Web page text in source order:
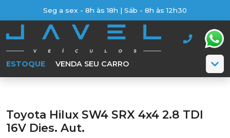
Seg a sex - 8h às 18h | Sáb - 8h às 12h30
ESTOQUE VENDA SEU CARRO
Toyota Hilux SW4 SRX 4x4 2.8 TDI
16V Dies. Aut.